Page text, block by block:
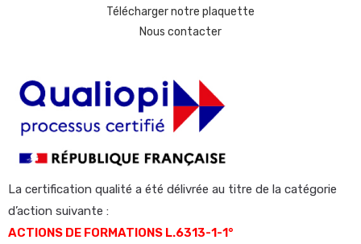
Télécharger notre plaquette
Nous contacter
La certification qualité a été délivrée au titre de la catégorie
d’action suivante :
ACTIONS DE FORMATIONS L.6313-1-1°